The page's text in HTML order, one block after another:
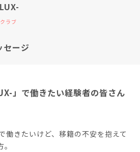
ラブ
セージ
」で働きたい経験者の皆さん
働きたいけど、移籍の不安を抱えて